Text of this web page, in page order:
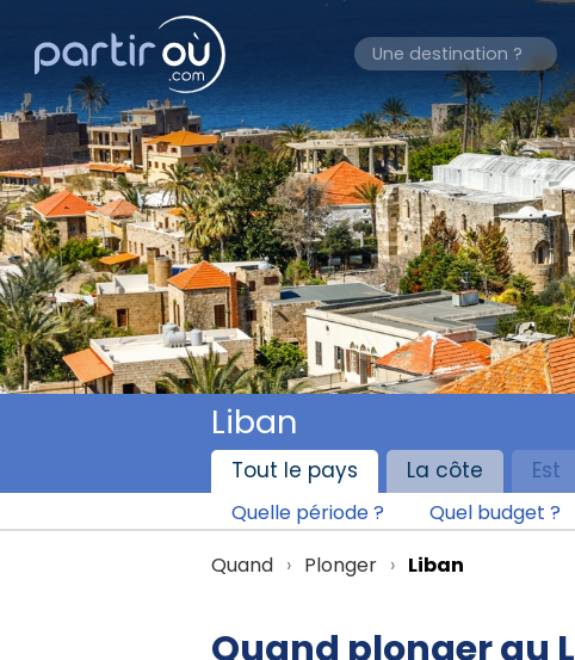
Liban
Tout le pays La côte Est
Quelle période ? Quel budget ?
Quand Plonger Liban
Quand plonger au